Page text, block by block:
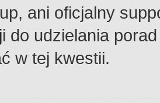
ani oficjalny
do udzielania
w tej kwestii.